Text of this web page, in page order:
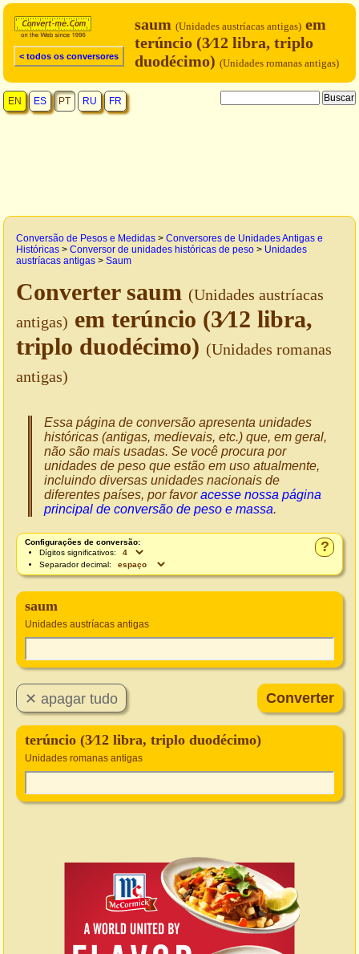
< todos os conversores
saum (Unidades austríacas antigas) em
terúncio (3⁄12 libra, triplo
duodécimo) (Unidades romanas antigas)
EN ES PT RU FR
Conversão de Pesos e Medidas > Conversores de Unidades Antigas e
Históricas > Conversor de unidades históricas de peso > Unidades
austríacas antigas > Saum
Converter saum (Unidades austríacas
antigas) em terúncio (3⁄12 libra,
triplo duodécimo) (Unidades romanas
antigas)
Essa página de conversão apresenta unidades
históricas (antigas, medievais, etc.) que, em geral,
não são mais usadas. Se você procura por
unidades de peso que estão em uso atualmente,
incluindo diversas unidades nacionais de
diferentes países, por favoracesse nossa página
principal de conversão de peso e massa.
?
Configurações de conversão:
Dígitos significativos:
Separador decimal:
saum
Unidades austríacas antigas
terúncio (3⁄12 libra, triplo duodécimo)
Unidades romanas antigas